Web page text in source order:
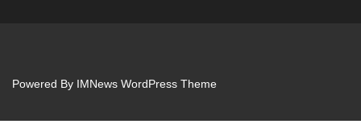
Powered By IMNews WordPress Theme